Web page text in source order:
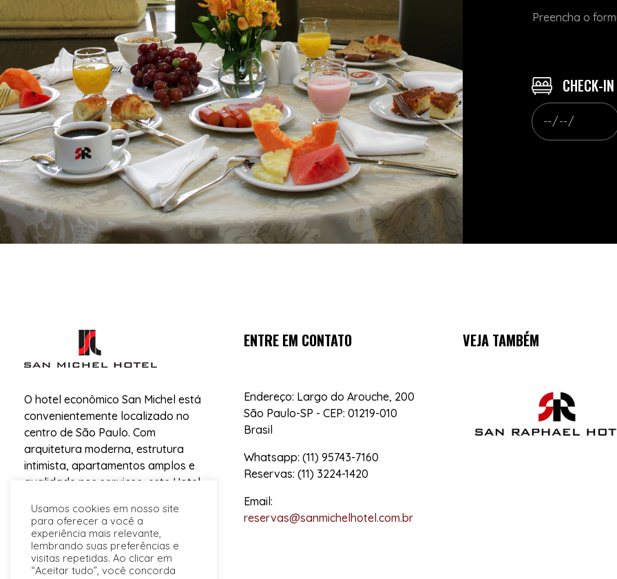
Preencha o
CHECK-IN
O hotel econômico San Michel está
convenientemente localizado no
centro de São Paulo. Com
arquitetura moderna, estrutura
intimista, apartamentos amplos e
qualidade nos serviços, este Hotel
hospedagem no Centro da cidade.
ENTRE EM CONTATO
Endereço: Largo do Arouche, 200
São Paulo-SP - CEP: 01219-010
Brasil
Whatsapp: (11) 95743-7160
Reservas: (11) 3224-1420
Email:
reservas@sanmichelhotel.com.br
VEJA TAMBÉM
Usamos cookies em nosso site
para oferecer a você a
experiência mais relevante,
lembrando suas preferências e
visitas repetidas. Ao clicar em
“Aceitar tudo”, você concorda